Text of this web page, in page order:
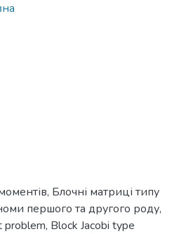
, Блочні матриці типу
першого та другого роду,
problem, Block Jacobi type